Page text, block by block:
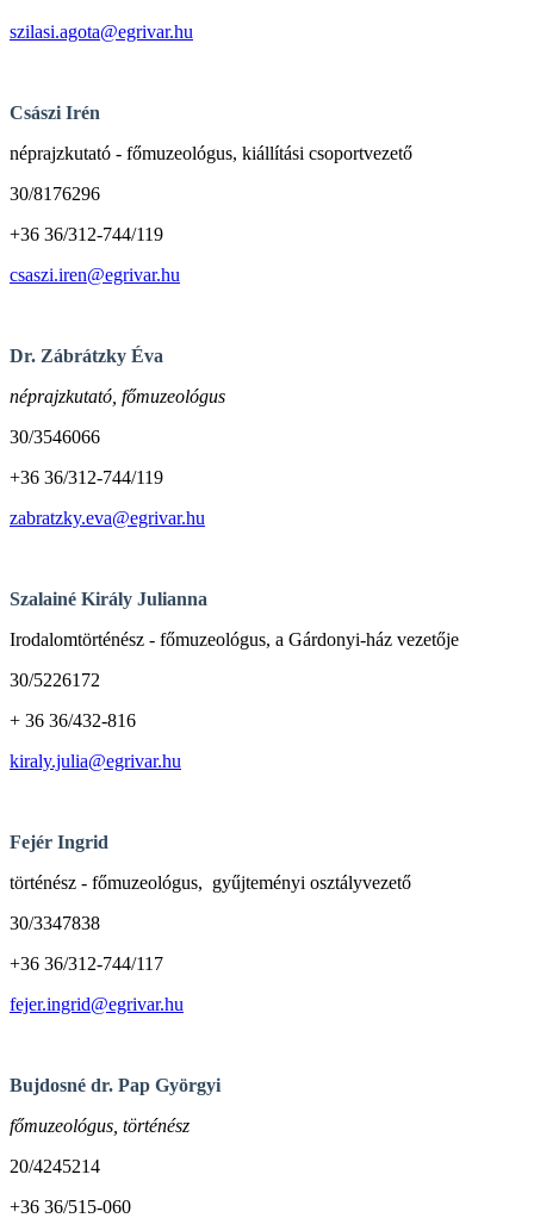
szilasi.agota@egrivar.hu
Császi Irén
néprajzkutató - főmuzeológus, kiállítási csoportvezető
30/8176296
+36 36/312-744/119
csaszi.iren@egrivar.hu
Dr. Zábrátzky Éva
néprajzkutató, főmuzeológus
30/3546066
+36 36/312-744/119
zabratzky.eva@egrivar.hu
Szalainé Király Julianna
Irodalomtörténész - főmuzeológus, a Gárdonyi-ház vezetője
30/5226172
+ 36 36/432-816
kiraly.julia@egrivar.hu
Fejér Ingrid
történész - főmuzeológus, gyűjteményi osztályvezető
30/3347838
+36 36/312-744/117
fejer.ingrid@egrivar.hu
Bujdosné dr. Pap Györgyi
főmuzeológus, történész
20/4245214
+36 36/515-060